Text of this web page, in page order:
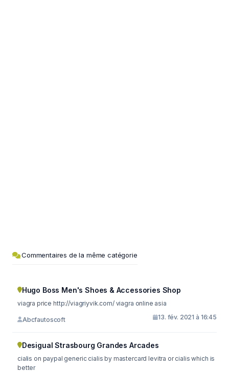
Commentaires de la même catégorie
Hugo Boss Men's Shoes & Accessories Shop
viagra price http://viagriyvik.com/ viagra online asia
Abcfautoscoft 13. fév. 2021 à 16:45
Desigual Strasbourg Grandes Arcades
cialis on paypal generic cialis by mastercard levitra or cialis which is
better